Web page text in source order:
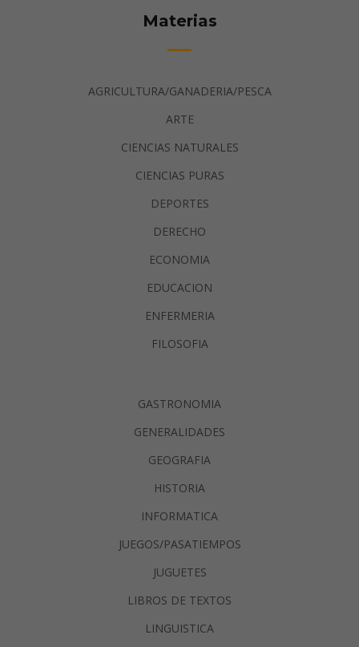
Materias
AGRICULTURA/GANADERIA/PESCA
ARTE
CIENCIAS NATURALES
CIENCIAS PURAS
DEPORTES
DERECHO
ECONOMIA
EDUCACION
ENFERMERIA
FILOSOFIA
GASTRONOMIA
GENERALIDADES
GEOGRAFIA
HISTORIA
INFORMATICA
JUEGOS/PASATIEMPOS
JUGUETES
LIBROS DE TEXTOS
LINGUISTICA